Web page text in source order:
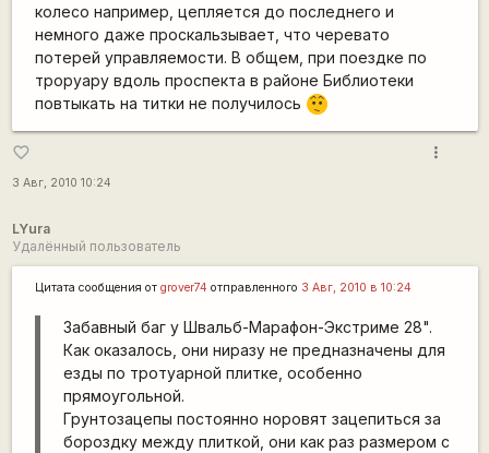
колесо например, цепляется до последнего и
немного даже проскальзывает, что черевато
потерей управляемости. В общем, при поездке по
троруару вдоль проспекта в районе Библиотеки
повтыкать на титки не получилось :-/
favorite_border
3 Авг, 2010 10:24
more_vert
LYura
Удалённый пользователь
Цитата сообщения от grover74 отправленного 3 Авг, 2010 в 10:24
Забавный баг у Швальб-Марафон-Экстриме 28".
Как оказалось, они ниразу не предназначены для
езды по тротуарной плитке, особенно
прямоугольной.
Грунтозацепы постоянно норовят зацепиться за
бороздку между плиткой, они как раз размером с